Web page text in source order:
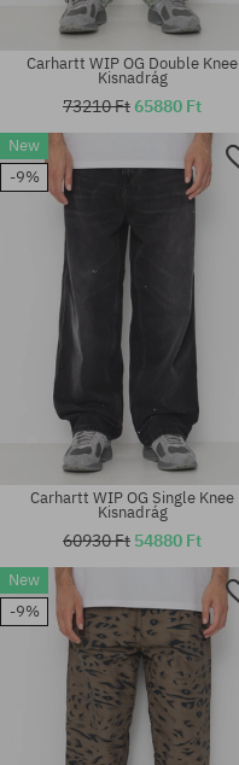
Elérhető méretek:
S; M; L; XL
Carhartt WIP OG Double Knee
Kisnadrág
73210 Ft65880 Ft
New
-9%
Carhartt WIP OG Single Knee
Kisnadrág
60930 Ft 54880 Ft
New
-9%